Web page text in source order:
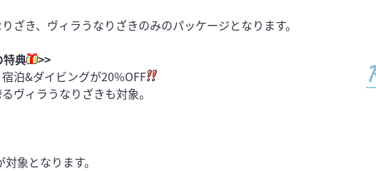
ざき、ヴィラうなりざきのみのパッケージとなります。
特典
>>
泊&ダイビングが20%OFF
ヴィラうなりざきも対象。
象となります。